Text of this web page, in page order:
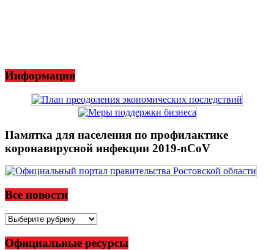
Информация
Памятка для населения по профилактике
коронавирусной инфекции 2019-nCoV
Все новости
Все
Официальные ресурсы